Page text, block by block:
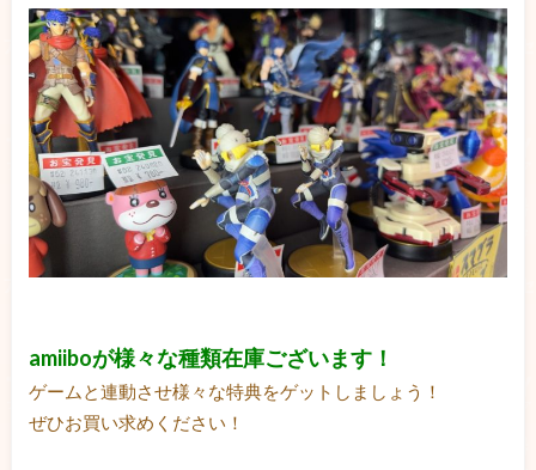
amiiboが様々な種類在庫ございます！
ゲームと連動させ様々な特典をゲットしましょう！
ぜひお買い求めください！